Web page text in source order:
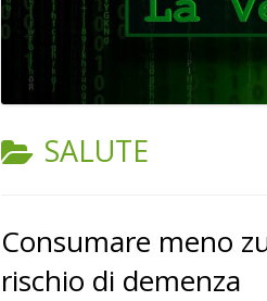
CATEGORIA:
SALUTE
Consumare meno
rischio di demenza